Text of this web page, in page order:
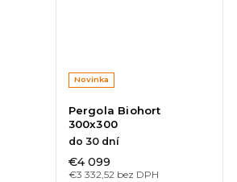
Novinka
Pergola Biohort
300x300
do 30 dní
€3 332,52 bez DPH
€4 099